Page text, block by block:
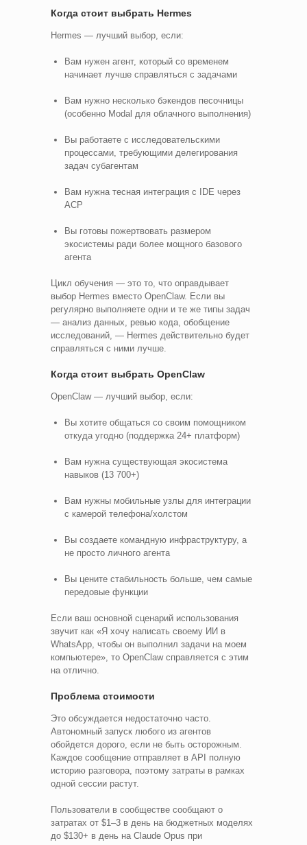
Когда стоит выбрать Hermes
Hermes — лучший выбор, если:
Вам нужен агент, который со временем
начинает лучше справляться с задачами
Вам нужно несколько бэкендов песочницы
(особенно Modal для облачного выполнения)
Вы работаете с исследовательскими
процессами, требующими делегирования
задач субагентам
Вам нужна тесная интеграция с IDE через
ACP
Вы готовы пожертвовать размером
экосистемы ради более мощного базового
агента
Цикл обучения — это то, что оправдывает
выбор Hermes вместо OpenClaw. Если вы
регулярно выполняете одни и те же типы задач
— анализ данных, ревью кода, обобщение
исследований, — Hermes действительно будет
справляться с ними лучше.
Когда стоит выбрать OpenClaw
OpenClaw — лучший выбор, если:
Вы хотите общаться со своим помощником
откуда угодно (поддержка 24+ платформ)
Вам нужна существующая экосистема
навыков (13 700+)
Вам нужны мобильные узлы для интеграции
с камерой телефона/холстом
Вы создаете командную инфраструктуру, а
не просто личного агента
Вы цените стабильность больше, чем самые
передовые функции
Если ваш основной сценарий использования
звучит как «Я хочу написать своему ИИ в
WhatsApp, чтобы он выполнил задачи на моем
компьютере», то OpenClaw справляется с этим
на отлично.
Проблема стоимости
Это обсуждается недостаточно часто.
Автономный запуск любого из агентов
обойдется дорого, если не быть осторожным.
Каждое сообщение отправляет в API полную
историю разговора, поэтому затраты в рамках
одной сессии растут.
Пользователи в сообществе сообщают о
затратах от $1–3 в день на бюджетных моделях
до $130+ в день на Claude Opus при